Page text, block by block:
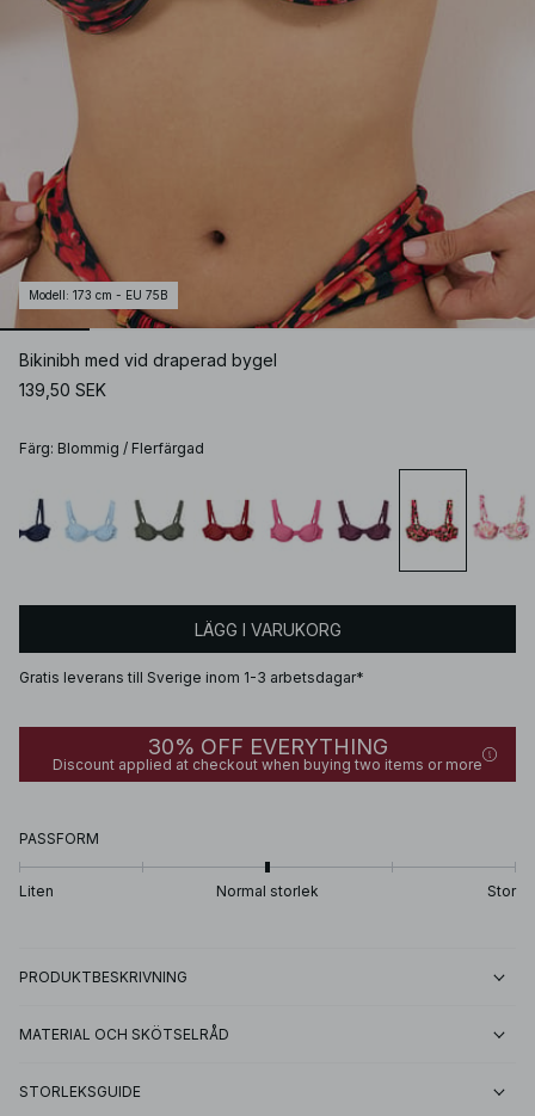
Modell : 173 cm - EU 75B
Bikinibh med vid draperad bygel
139,50 SEK
Färg: Blommig / Flerfärgad
LÄGG I VARUKORG
Gratis leverans till Sverige inom 1-3 arbetsdagar*
30% OFF EVERYTHING
Discount applied at checkout when buying two items or more
PASSFORM
Liten Normal storlek Stor
PRODUKTBESKRIVNING
MATERIAL OCH SKÖTSELRÅD
STORLEKSGUIDE